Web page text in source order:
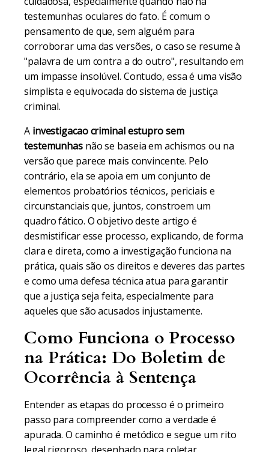
testemunhas oculares do fato. É comum o
pensamento de que, sem alguém para
corroborar uma das versões, o caso se resume à
"palavra de um contra a do outro", resultando em
um impasse insolúvel. Contudo, essa é uma visão
simplista e equivocada do sistema de justiça
criminal.
A investigacao criminal estupro sem
testemunhasnão se baseia em achismos ou na
versão que parece mais convincente. Pelo
contrário, ela se apoia em um conjunto de
elementos probatórios técnicos, periciais e
circunstanciais que, juntos, constroem um
quadro fático. O objetivo deste artigo é
desmistificar esse processo, explicando, de forma
clara e direta, como a investigação funciona na
prática, quais são os direitos e deveres das partes
e como uma defesa técnica atua para garantir
que a justiça seja feita, especialmente para
aqueles que são acusados injustamente.
Como Funciona o Processo
na Prática: Do Boletim de
Ocorrência à Sentença
Entender as etapas do processo é o primeiro
passo para compreender como a verdade é
apurada. O caminho é metódico e segue um rito